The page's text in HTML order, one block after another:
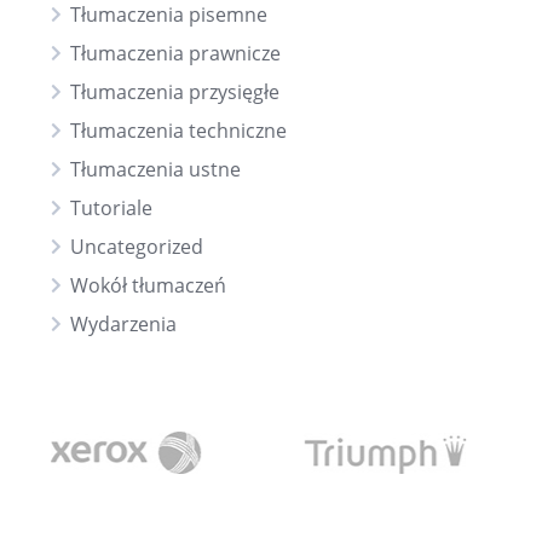
Tłumaczenia pisemne
Tłumaczenia prawnicze
Tłumaczenia przysięgłe
Tłumaczenia techniczne
Tłumaczenia ustne
Tutoriale
Uncategorized
Wokół tłumaczeń
Wydarzenia